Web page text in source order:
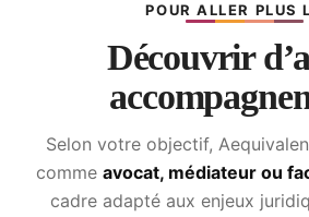
POUR ALLER PLUS
Découvrir
Selon votre objectif,
comme avocat, médiateur ou
cadre adapté aux enjeux